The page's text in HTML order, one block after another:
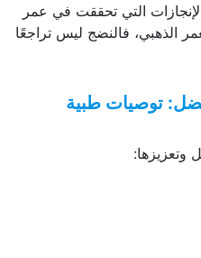
التي تحققت في عمر
الذهبي، فالنضج ليس تراجعًا
توصيات طبية
وتعزيزها: